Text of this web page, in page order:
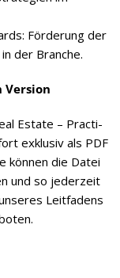
För­de­rung der
der Branche.
Version
Estate – Prac­ti­
exklu­siv als PDF
kön­nen die Datei
und so jeder­zeit
Leit­fa­dens